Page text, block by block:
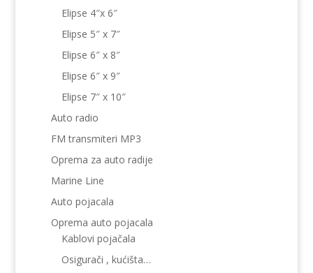
Elipse 4″x 6″
Elipse 5″ x 7″
Elipse 6″ x 8″
Elipse 6″ x 9″
Elipse 7″ x 10″
Auto radio
FM transmiteri MP3
Oprema za auto radije
Marine Line
Auto pojacala
Oprema auto pojacala
Kablovi pojačala
Osigurači , kućišta…